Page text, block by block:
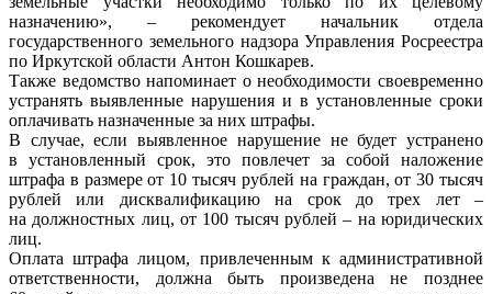
назначению», – рекомендует начальник отдела
государственного земельного надзора Управления Росреестра
по Иркутской области Антон Кошкарев.
Также ведомство напоминает о необходимости своевременно
устранять выявленные нарушения и в установленные сроки
оплачивать назначенные за них штрафы.
В случае, если выявленное нарушение не будет устранено
в установленный срок, это повлечет за собой наложение
штрафа в размере от 10 тысяч рублей на граждан, от 30 тысяч
рублей или дисквалификацию на срок до трех лет –
на должностных лиц, от 100 тысяч рублей – на юридических
лиц.
Оплата штрафа лицом, привлеченным к административной
ответственности, должна быть произведена не позднее